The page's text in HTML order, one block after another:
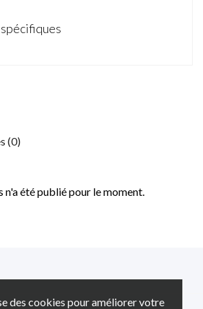
des cookies pour améliorer votre
(0)
n'a été publié pour le moment.